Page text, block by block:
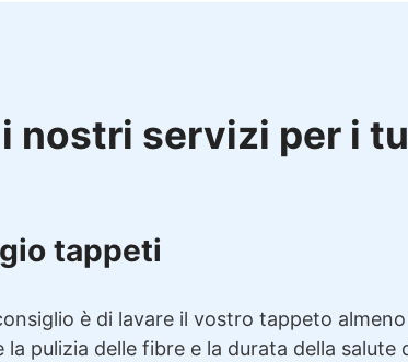
nostri servizi per i
tappeti
è di lavare il vostro tappeto
la pulizia delle fibre e la durata della